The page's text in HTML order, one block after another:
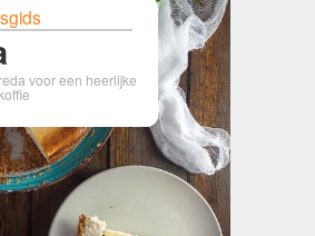
voor een heerlijke